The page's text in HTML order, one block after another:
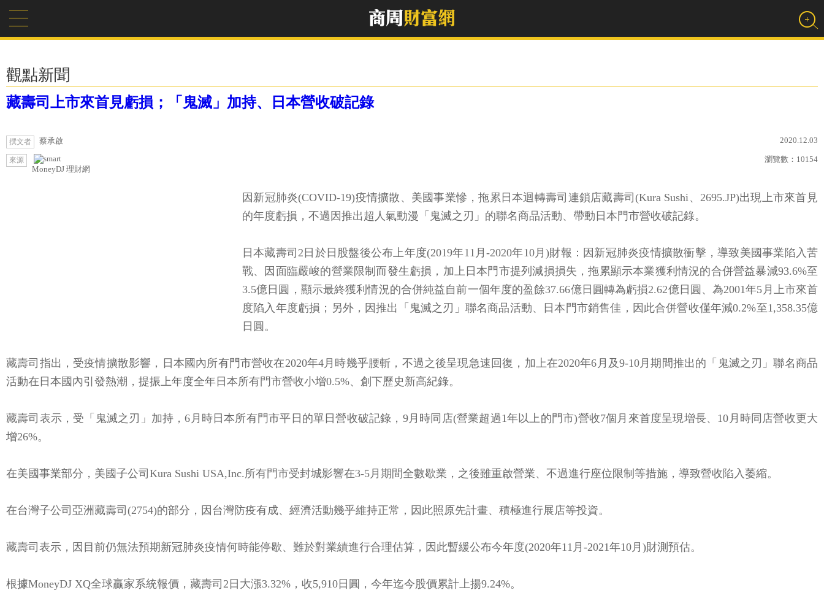
觀點新聞
藏壽司上市來首見虧損；「鬼滅」加持、日本營收破記錄
撰文者 蔡承啟 2020.12.03
來源
MoneyDJ 理財網
瀏覽數： 10154
因新冠肺炎(COVID-19)疫情擴散、美國事業慘，拖累日本迴轉壽司連鎖店藏壽司(Kura Sushi、2695.JP)出現上市來首見
的年度虧損，不過因推出超人氣動漫「鬼滅之刃」的聯名商品活動、帶動日本門市營收破記錄。
日本藏壽司2日於日股盤後公布上年度(2019年11月-2020年10月)財報：因新冠肺炎疫情擴散衝擊，導致美國事業陷入苦
戰、因面臨嚴峻的營業限制而發生虧損，加上日本門市提列減損損失，拖累顯示本業獲利情況的合併營益暴減93.6%至
3.5億日圓，顯示最終獲利情況的合併純益自前一個年度的盈餘37.66億日圓轉為虧損2.62億日圓、為2001年5月上市來首
度陷入年度虧損；另外，因推出「鬼滅之刃」聯名商品活動、日本門市銷售佳，因此合併營收僅年減0.2%至1,358.35億
日圓。
藏壽司指出，受疫情擴散影響，日本國內所有門市營收在2020年4月時幾乎腰斬，不過之後呈現急速回復，加上在2020年6月及9-10月期間推出的「鬼滅之刃」聯名商品
活動在日本國內引發熱潮，提振上年度全年日本所有門市營收小增0.5%、創下歷史新高紀錄。
藏壽司表示，受「鬼滅之刃」加持，6月時日本所有門市平日的單日營收破記錄，9月時同店(營業超過1年以上的門市)營收7個月來首度呈現增長、10月時同店營收更大
增26%。
在美國事業部分，美國子公司Kura Sushi USA,Inc.所有門市受封城影響在3-5月期間全數歇業，之後雖重啟營業、不過進行座位限制等措施，導致營收陷入萎縮。
在台灣子公司亞洲藏壽司(2754)的部分，因台灣防疫有成、經濟活動幾乎維持正常，因此照原先計畫、積極進行展店等投資。
藏壽司表示，因目前仍無法預期新冠肺炎疫情何時能停歇、難於對業績進行合理估算，因此暫緩公布今年度(2020年11月-2021年10月)財測預估。
根據MoneyDJ XQ全球贏家系統報價，藏壽司2日大漲3.32%，收5,910日圓，今年迄今股價累計上揚9.24%。